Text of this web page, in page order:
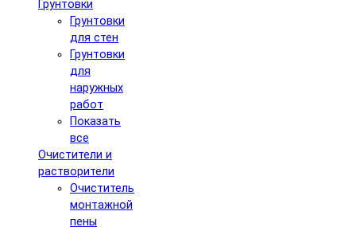
Грунтовки
Грунтовки
для стен
Грунтовки
для
наружных
работ
Показать
все
Очистители и
растворители
Очиститель
монтажной
пены